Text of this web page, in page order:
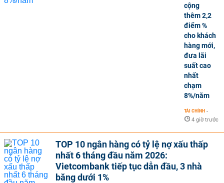
cộng
thêm 2,2
điểm %
cho khách
hàng mới,
đưa lãi
suất cao
nhất
chạm
8%/năm
TÀI CHÍNH -
4 giờ trước
TOP 10 ngân hàng có tỷ lệ nợ xấu thấp
nhất 6 tháng đầu năm 2026:
Vietcombank tiếp tục dẫn đầu, 3 nhà
băng dưới 1%